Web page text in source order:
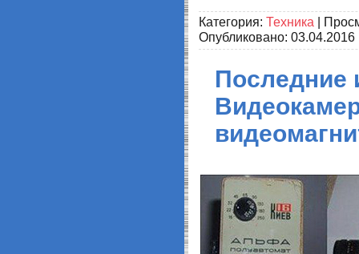
Категория: Техника |
Опубликовано: 03.04.2016
Последние